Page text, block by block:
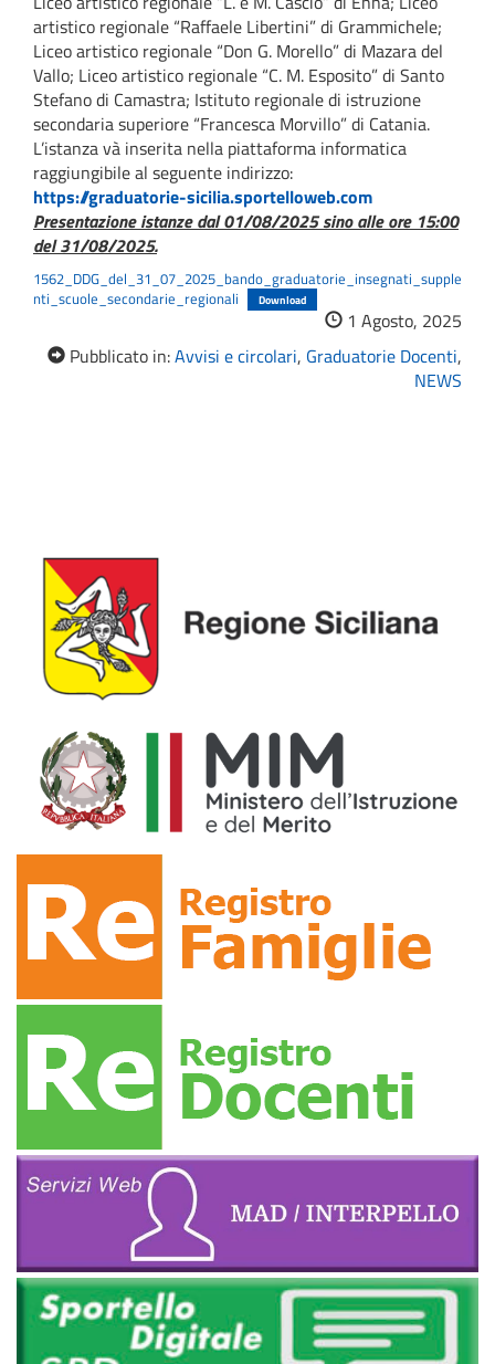
artistico regionale “Raffaele Libertini” di Grammichele;
Liceo artistico regionale “Don G. Morello” di Mazara del
Vallo; Liceo artistico regionale “C. M. Esposito” di Santo
Stefano di Camastra; Istituto regionale di istruzione
secondaria superiore “Francesca Morvillo” di Catania.
L’istanza và inserita nella piattaforma informatica
raggiungibile al seguente indirizzo:
https://graduatorie-sicilia.sportelloweb.com
Presentazione istanze dal 01/08/2025 sino alle ore 15:00
del 31/08/2025.
1562_DDG_del_31_07_2025_bando_graduatorie_insegnati_supple
nti_scuole_secondarie_regionali
Download
1 Agosto, 2025
Pubblicato in:Avvisi e circolari, Graduatorie Docenti,
NEWS